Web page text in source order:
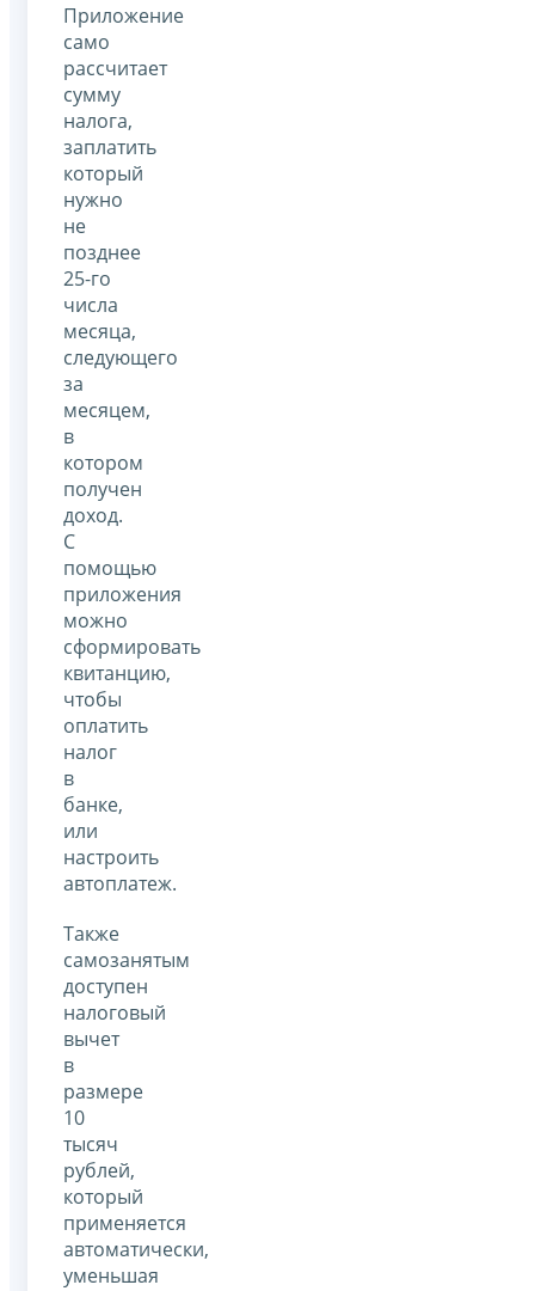
Приложение
само
рассчитает
сумму
налога,
заплатить
который
нужно
не
позднее
25-го
числа
месяца,
следующего
за
месяцем,
в
котором
получен
доход.
С
помощью
приложения
можно
сформировать
квитанцию,
чтобы
оплатить
налог
в
банке,
или
настроить
автоплатеж.
Также
самозанятым
доступен
налоговый
вычет
в
размере
10
тысяч
рублей,
который
применяется
автоматически,
уменьшая